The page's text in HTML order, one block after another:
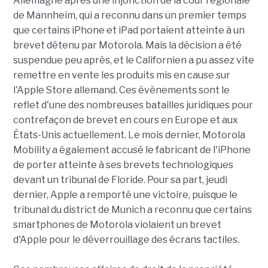
de Mannheim, qui a reconnu dans un premier temps
que certains iPhone et iPad portaient atteinte à un
brevet détenu par Motorola. Mais la décision a été
suspendue peu après, et le Californien a pu assez vite
remettre en vente les produits mis en cause sur
l'Apple Store allemand. Ces évènements sont le
reflet d'une des nombreuses batailles juridiques pour
contrefaçon de brevet en cours en Europe et aux
États-Unis actuellement. Le mois dernier, Motorola
Mobility a également accusé le fabricant de l'iPhone
de porter atteinte à ses brevets technologiques
devant un tribunal de Floride. Pour sa part, jeudi
dernier, Apple a remporté une victoire, puisque le
tribunal du district de Munich a reconnu que certains
smartphones de Motorola violaient un brevet
d'Apple pour le déverrouillage des écrans tactiles.